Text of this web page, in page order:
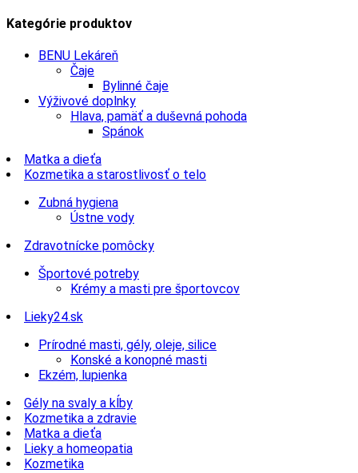
Kategórie produktov
BENU Lekáreň
Čaje
Bylinné čaje
Výživové doplnky
Hlava, pamäť a duševná pohoda
Spánok
Matka a dieťa
Kozmetika a starostlivosť o telo
Zubná hygiena
Ústne vody
Zdravotnícke pomôcky
Športové potreby
Krémy a masti pre športovcov
Lieky24.sk
Prírodné masti, gély, oleje, silice
Konské a konopné masti
Ekzém, lupienka
Gély na svaly a kĺby
Kozmetika a zdravie
Matka a dieťa
Lieky a homeopatia
Kozmetika